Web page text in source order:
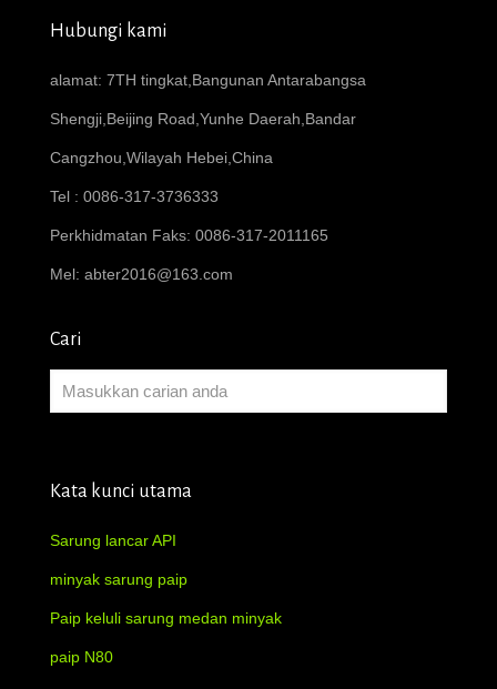
Hubungi kami
alamat: 7TH tingkat,Bangunan Antarabangsa
Shengji,Beijing Road,Yunhe Daerah,Bandar
Cangzhou,Wilayah Hebei,China
Tel : 0086-317-3736333
Perkhidmatan Faks: 0086-317-2011165
Mel: abter2016@163.com
Cari
Kata kunci utama
Sarung lancar API
minyak sarung paip
Paip keluli sarung medan minyak
paip N80